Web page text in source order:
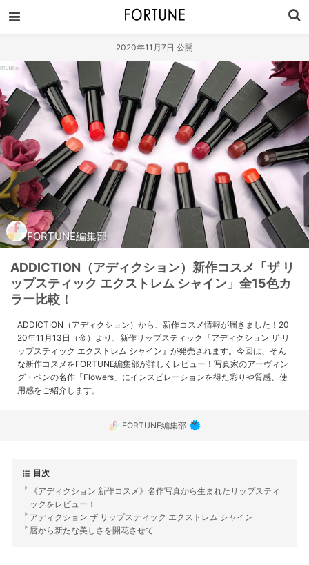
2020年11月7日 公開
FORTUNE編集部
ADDICTION（アディクション）新作コスメ「ザ リ
ップスティック エクストレム シャイン」全15色カ
ラー比較！
ADDICTION（アディクション）から、新作コスメ情報が届きました！20
20年11月13日（金）より、新作リップスティック『アディクション ザ リ
ップスティック エクストレム シャイン』が発売されます。今回は、そん
な新作コスメをFORTUNE編集部が詳しくレビュー！写真家のアーヴィン
グ・ペンの名作「Flowers」にインスピレーションを得た彩りや質感、使
用感をご紹介します。
FORTUNE編集部
目次
《アディクション 新作コスメ》名作写真から生まれたリップスティ
ックをレビュー！
アディクション ザ リップスティック エクストレム シャイン
唇から新たな美しさを開花させて